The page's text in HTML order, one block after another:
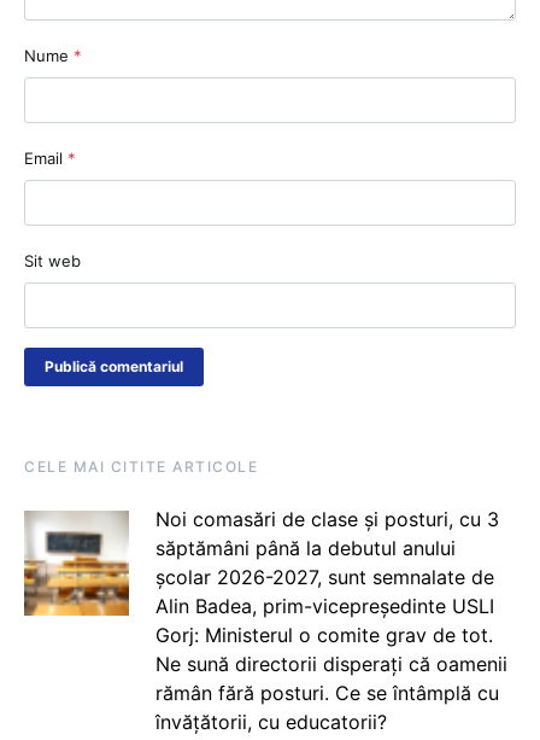
Nume *
Email *
Sit web
CELE MAI CITITE ARTICOLE
Noi comasări de clase și posturi, cu 3
săptămâni până la debutul anului
școlar 2026-2027, sunt semnalate de
Alin Badea, prim-vicepreședinte USLI
Gorj: Ministerul o comite grav de tot.
Ne sună directorii disperați că oamenii
rămân fără posturi. Ce se întâmplă cu
învățătorii, cu educatorii?